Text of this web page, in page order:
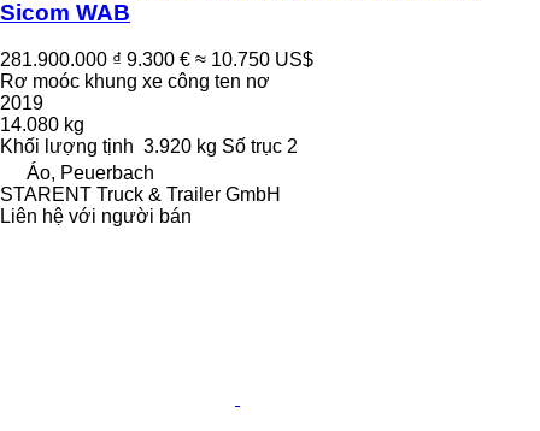
Sicom WAB
281.900.000 ₫ 9.300 € ≈ 10.750 US$
Rơ moóc khung xe công ten nơ
2019
14.080 kg
Khối lượng tịnh 3.920 kg Số trục 2
Áo, Peuerbach
STARENT Truck & Trailer GmbH
Liên hệ với người bán